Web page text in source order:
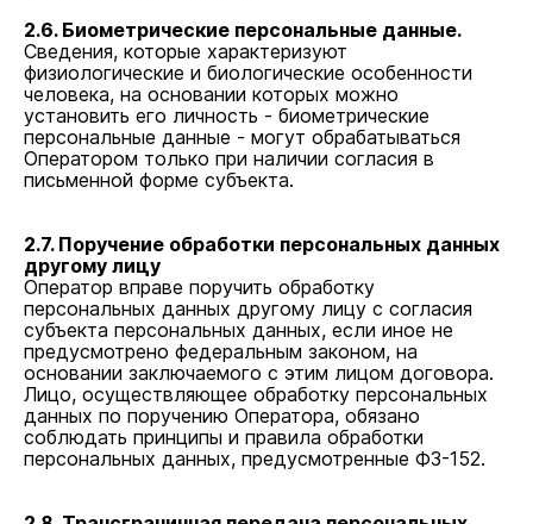
2.6. Биометрические персональные данные.
Сведения, которые характеризуют
физиологические и биологические особенности
человека, на основании которых можно
установить его личность - биометрические
персональные данные - могут обрабатываться
Оператором только при наличии согласия в
письменной форме субъекта.
2.7. Поручение обработки персональных данных
другому лицу
Оператор вправе поручить обработку
персональных данных другому лицу с согласия
субъекта персональных данных, если иное не
предусмотрено федеральным законом, на
основании заключаемого с этим лицом договора.
Лицо, осуществляющее обработку персональных
данных по поручению Оператора, обязано
соблюдать принципы и правила обработки
персональных данных, предусмотренные ФЗ-152.